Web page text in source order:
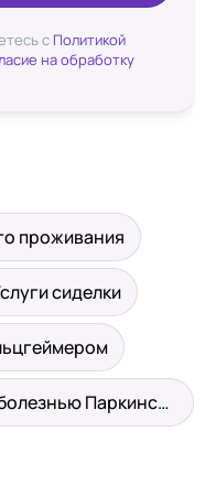
с Политикой
на обработку
проживания
сиделки
Пансионаты для пожилых с болезнью Паркинсона